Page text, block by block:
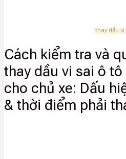
thay dầu vi
Cách kiểm tra và
thay dầu vi sai ô
cho chủ xe: Dấu
& thời điểm phải